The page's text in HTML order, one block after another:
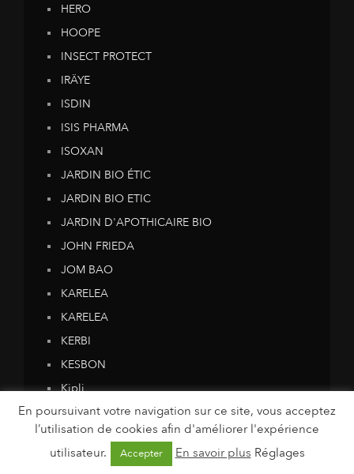
HERO
HOOPE
INSECT PROTECT
IRÄYE
ISDIN
ISIS PHARMA
ISOXAN
JARDIN BIO ÉTIC
JARDIN BIO ETIC
JARDIN D'APOTHICAIRE BIO
JOHN FRIEDA
JOM BAO
KARELEA
KARELEA
KERBI
KESBON
Kipli
KIVA
Krokola
Krokola
En poursuivant votre navigation sur ce site, vous acceptez
l’utilisation de cookies afin d'améliorer l'expérience
utilisateur.
Accepter En savoir plus Réglages